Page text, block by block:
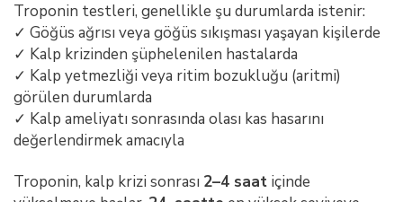
Troponin testleri, genellikle şu durumlarda istenir:
✓ Göğüs ağrısı veya göğüs sıkışması yaşayan kişilerde
✓ Kalp krizinden şüphelenilen hastalarda
✓ Kalp yetmezliği veya ritim bozukluğu (aritmi)
görülen durumlarda
✓ Kalp ameliyatı sonrasında olası kas hasarını
değerlendirmek amacıyla
Troponin, kalp krizi sonrası 2–4 saat içinde